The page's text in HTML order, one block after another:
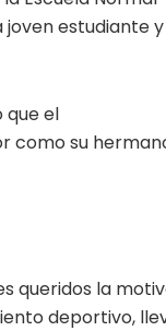
joven estudiante y
que el
como su
queridos la
deportivo,